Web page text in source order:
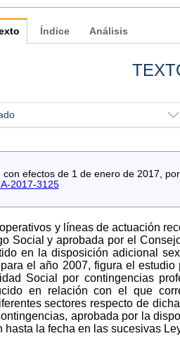
Índice Análisis
con efectos de 1 de enero de 2017,
2017-3125
y líneas de actuación
Social y aprobada por el
en la disposición adicional
el año 2007, figura el
Social por contingencias
en relación con el que
sectores respecto de
aprobada por la
hasta la fecha en las sucesivas